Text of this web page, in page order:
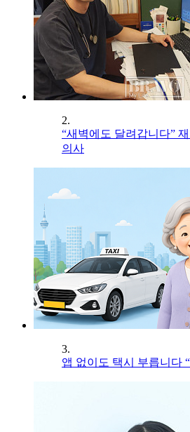
2.
“새벽에도 달려갑니다”
의사
3.
앱 없이도 택시 부릅니다